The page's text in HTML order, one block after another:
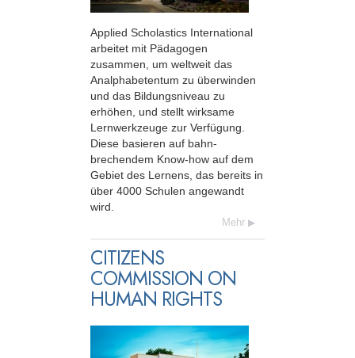
Applied Scholastics International
arbeitet mit Pädagogen
zusammen, um weltweit das
Analphabetentum zu überwinden
und das Bildungs­niveau zu
erhöhen, und stellt wirksame
Lernwerkzeuge zur Verfügung.
Diese basieren auf bahn­
brechendem Know-how auf dem
Gebiet des Lernens, das bereits in
über 4000 Schulen angewandt
wird.
Mehr
CITIZENS
COMMISSION ON
HUMAN RIGHTS